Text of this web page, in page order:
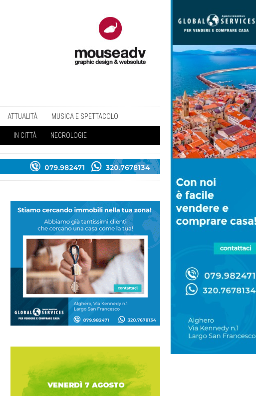
ATTUALITÀ MUSICA E SPETTACOLO
IN CITTÀ NECROLOGIE